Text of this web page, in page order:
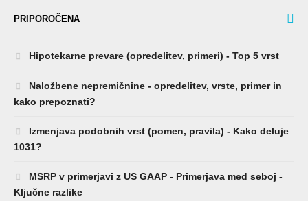
PRIPOROČENA
Hipotekarne prevare (opredelitev, primeri) - Top 5 vrst
Naložbene nepremičnine - opredelitev, vrste, primer in
kako prepoznati?
Izmenjava podobnih vrst (pomen, pravila) - Kako deluje
1031?
MSRP v primerjavi z US GAAP - Primerjava med seboj -
Ključne razlike